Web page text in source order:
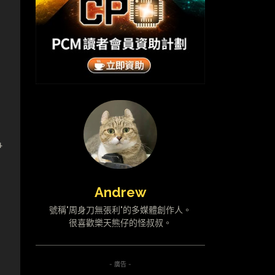
Andrew
號稱"周身刀無張利"的多媒體創作人。
很喜歡樂天熊仔的怪叔叔。
- 廣告 -